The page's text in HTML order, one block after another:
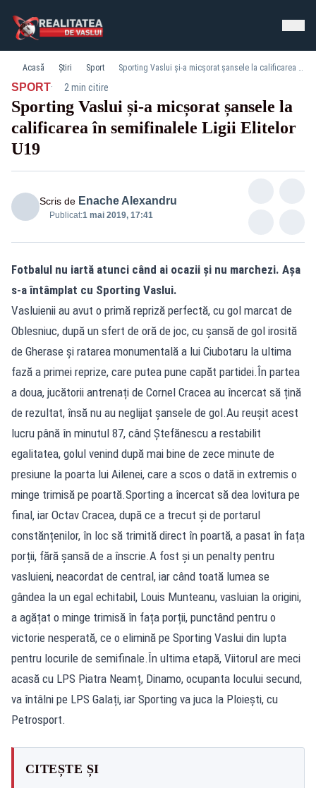
Acasă Știri Sport Sporting Vaslui și-a micșorat șansele la calificarea în semifinalele Ligii Elitelor U19
SPORT· 2 min citire
Sporting Vaslui și-a micșorat șansele la
calificarea în semifinalele Ligii Elitelor
U19
DSC_0126
Scris de Enache Alexandru
Publicat:1 mai 2019, 17:41
Fotbalul nu iartă atunci când ai ocazii și nu marchezi. Așa
s-a întâmplat cu Sporting Vaslui.
Vasluienii au avut o primă repriză perfectă, cu gol marcat de
Oblesniuc, după un sfert de oră de joc, cu șansă de gol irosită
de Gherase și ratarea monumentală a lui Ciubotaru la ultima
fază a primei reprize, care putea pune capăt partidei.În partea
a doua, jucătorii antrenați de Cornel Cracea au încercat să țină
de rezultat, însă nu au neglijat șansele de gol.Au reușit acest
lucru până în minutul 87, când Ștefănescu a restabilit
egalitatea, golul venind după mai bine de zece minute de
presiune la poarta lui Ailenei, care a scos o dată in extremis o
minge trimisă pe poartă.Sporting a încercat să dea lovitura pe
final, iar Octav Cracea, după ce a trecut și de portarul
constănțenilor, în loc să trimită direct în poartă, a pasat în fața
porții, fără șansă de a înscrie.A fost și un penalty pentru
vasluieni, neacordat de central, iar când toată lumea se
gândea la un egal echitabil, Louis Munteanu, vasluian la origini,
a agățat o minge trimisă în fața porții, punctând pentru o
victorie nesperată, ce o elimină pe Sporting Vaslui din lupta
pentru locurile de semifinale.În ultima etapă, Viitorul are meci
acasă cu LPS Piatra Neamț, Dinamo, ocupanta locului secund,
va întâlni pe LPS Galați, iar Sporting va juca la Ploiești, cu
Petrosport.
CITEȘTE ȘI